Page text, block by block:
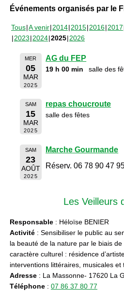
Événements organisés par le
Tous A venir 2014 2015 2016 2017
2023 2024 2025 2026
MER
05
MAR
2025
AG du FEP
19 h 00 min salle des
SAM
15
MAR
2025
repas choucroute
salle des fêtes
SAM
23
AOÛT
2025
Marche Gourmande
Réserv. 06 78 90 47
Les Veilleurs
Responsable : Héloïse BENIER
Activité : Sensibiliser le public au
la beauté de la nature par le biais
caractère culturel : résidence
interventions littéraires, musicales et
Adresse : La Massonne- 17620 La
Téléphone : 07 86 37 80 77